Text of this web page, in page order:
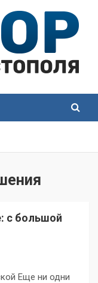
с большой
Еще ни одни